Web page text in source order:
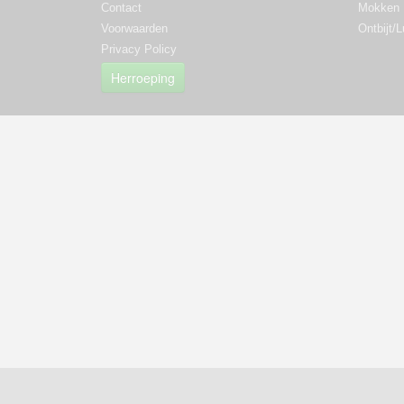
Contact
Voorwaarden
Privacy Policy
Herroeping
Mokken
Ontbijt/